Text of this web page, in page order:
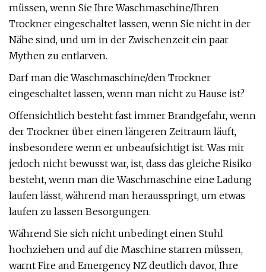
müssen, wenn Sie Ihre Waschmaschine/Ihren
Trockner eingeschaltet lassen, wenn Sie nicht in der
Nähe sind, und um in der Zwischenzeit ein paar
Mythen zu entlarven.
Darf man die Waschmaschine/den Trockner
eingeschaltet lassen, wenn man nicht zu Hause ist?
Offensichtlich besteht fast immer Brandgefahr, wenn
der Trockner über einen längeren Zeitraum läuft,
insbesondere wenn er unbeaufsichtigt ist. Was mir
jedoch nicht bewusst war, ist, dass das gleiche Risiko
besteht, wenn man die Waschmaschine eine Ladung
laufen lässt, während man herausspringt, um etwas
laufen zu lassen Besorgungen.
Während Sie sich nicht unbedingt einen Stuhl
hochziehen und auf die Maschine starren müssen,
warnt Fire and Emergency NZ deutlich davor, Ihre